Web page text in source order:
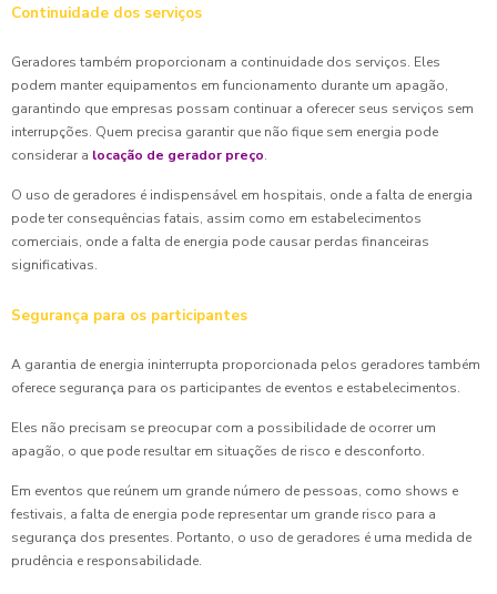
Continuidade dos serviços
Geradores também proporcionam a continuidade dos serviços. Eles
podem manter equipamentos em funcionamento durante um apagão,
garantindo que empresas possam continuar a oferecer seus serviços sem
interrupções. Quem precisa garantir que não fique sem energia pode
considerar a locação de gerador preço.
O uso de geradores é indispensável em hospitais, onde a falta de energia
pode ter consequências fatais, assim como em estabelecimentos
comerciais, onde a falta de energia pode causar perdas financeiras
significativas.
Segurança para os participantes
A garantia de energia ininterrupta proporcionada pelos geradores também
oferece segurança para os participantes de eventos e estabelecimentos.
Eles não precisam se preocupar com a possibilidade de ocorrer um
apagão, o que pode resultar em situações de risco e desconforto.
Em eventos que reúnem um grande número de pessoas, como shows e
festivais, a falta de energia pode representar um grande risco para a
segurança dos presentes. Portanto, o uso de geradores é uma medida de
prudência e responsabilidade.